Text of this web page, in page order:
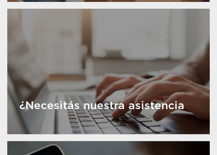
¿Necesitás nuestra asistencia